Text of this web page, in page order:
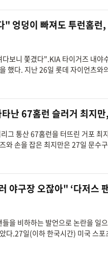
엉덩이 빠져도 투런홈런
보니 쫓겼다".KIA 타이거즈 내야
했다. 지난 26일 롯데 자이언츠와
난 67홈런 슬러거 최지
그 통산 67홈런을 터뜨린 거포 최
와 손을 잡은 최지만은 27일 문수
야구장 오잖아" ‘다저
을 비하하는 발언으로 논란을 일
다.27일(이하 한국시간) 미국 스